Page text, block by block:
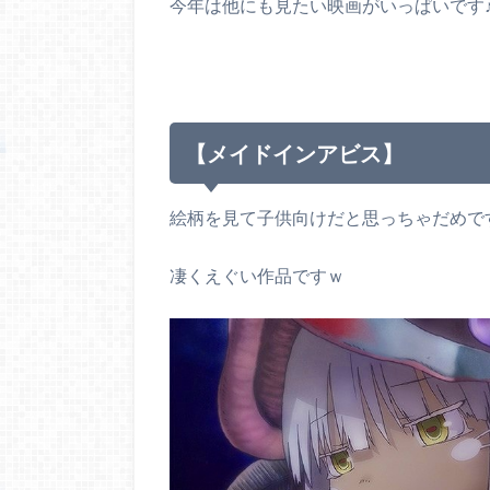
今年は他にも見たい映画がいっぱいです
【メイドインアビス】
絵柄を見て子供向けだと思っちゃだめで
凄くえぐい作品ですｗ